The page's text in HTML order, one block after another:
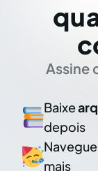
Assine
Baixe
depois
Navegue
mais